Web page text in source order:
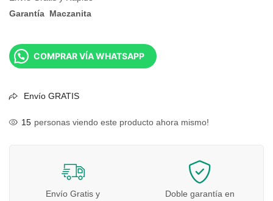
Garantía Maczanita
COMPRAR VÍA WHATSAPP
Envío GRATIS
15 personas viendo este producto ahora mismo!
Envío Gratis y
Doble garantía en